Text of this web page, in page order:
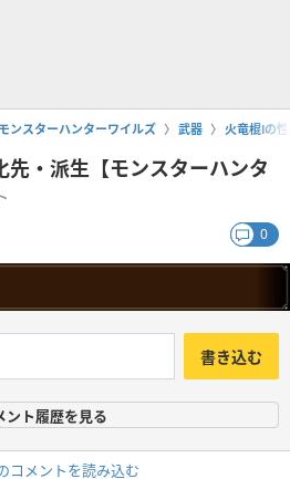
ンスターハンターワイルズ 武器 火竜棍Ⅰの
先・派生【モンスターハンタ
0
書き込む
ント履歴を見る
コメントを読み込む